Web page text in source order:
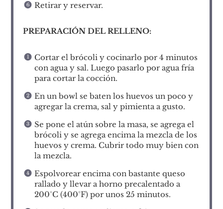
Retirar y reservar.
PREPARACIÓN DEL RELLENO:
Cortar el brócoli y cocinarlo por 4 minutos
con agua y sal. Luego pasarlo por agua fría
para cortar la cocción.
En un bowl se baten los huevos un poco y
agregar la crema, sal y pimienta a gusto.
Se pone el atún sobre la masa, se agrega el
brócoli y se agrega encima la mezcla de los
huevos y crema. Cubrir todo muy bien con
la mezcla.
Espolvorear encima con bastante queso
rallado y llevar a horno precalentado a
200°C (400°F) por unos 25 minutos.